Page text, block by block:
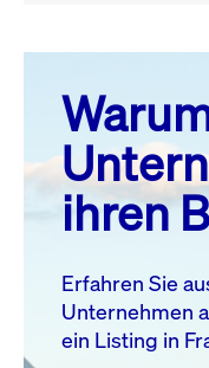
August 26
MO. DI.
3
4
10 11
17
18
ihren
Erfahren Sie
Unternehmen
ein Listing in